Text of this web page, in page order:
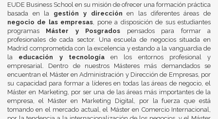
EUDE Business School en su misión de ofrecer una formación práctica
basada en la gestión y dirección en las diferentes áreas de
negocio de las empresas , pone a disposición de sus estudiantes
programas Máster y Posgrados pensados para formar a
profesionales de cada sector. Una escuela de negocios situada en
Madrid comprometida con la excelencia y estando a la vanguardia de
la educación y tecnologíaen los entornos profesional y
empresarial. Dentro de nuestros Másteres más demandados se
encuentran el Máster en Administración y Dirección de Empresas, por
su capacidad para formar a líderes en todas las áreas de negocio, el
Máster en Marketing, por ser una de las áreas más importantes de la
empresa, el Máster en Marketing Digital, por la fuerza que está
tomando en el mercado actual, el Máster en Comercio Internacional,